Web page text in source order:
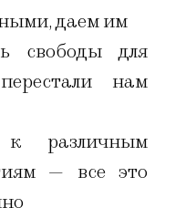
даем им
свободы для
нам
к различным
— все это